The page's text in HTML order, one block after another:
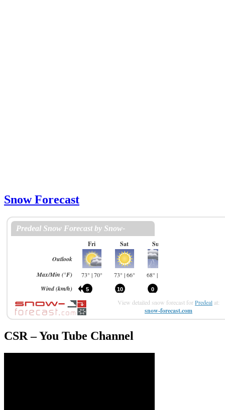
Snow Forecast
View detailed snow forecast forPredeal at:
snow-forecast.com
CSR – You Tube Channel